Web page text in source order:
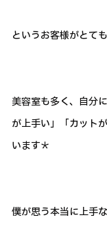
というお客様がとて
美容室も多く、自分
が上手い」「カット
います＊
僕が思う本当に上手